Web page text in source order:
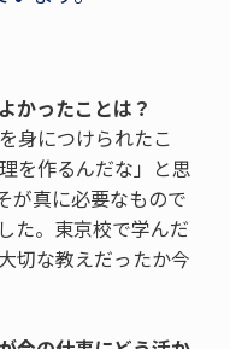
かったことは？
身につけられたこ
を作るんだな」と思
が真に必要なもので
た。東京校で学んだ
切な教えだったか今